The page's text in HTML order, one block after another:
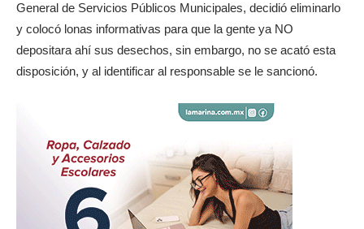
General de Servicios Públicos Municipales, decidió eliminarlo
y colocó lonas informativas para que la gente ya NO
depositara ahí sus desechos, sin embargo, no se acató esta
disposición, y al identificar al responsable se le sancionó.